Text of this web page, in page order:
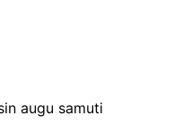
augu samuti